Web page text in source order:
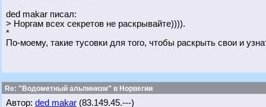
ded makar писал:
> Норгам всех секретов не раскрывайте)))).
*
По-моему, такие тусовки для того, чтобы раскрыть свои и
Re: "Водометный альпинизм" в Норвегии
Автор: ded makar (83.149.45.---)